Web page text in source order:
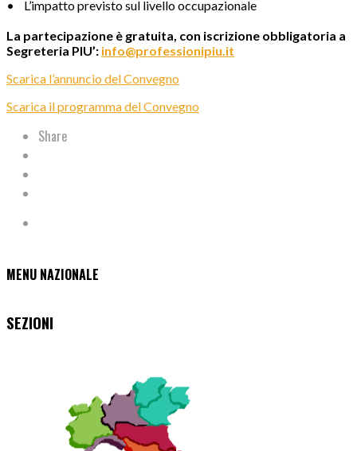
• L’impatto previsto sul livello occupazionale
La partecipazione è gratuita, con iscrizione obbligatoria a
Segreteria PIU’: info@professionipiu.it
Scarica l’annuncio del Convegno
Scarica il programma del Convegno
Share
MENU NAZIONALE
SEZIONI